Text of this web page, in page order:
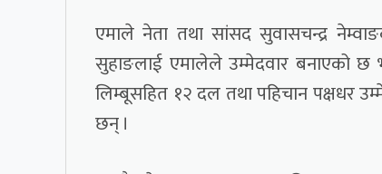
एमाले नेता तथा सांसद सुवासचन्द्र
सुहाङलाई एमालेले उम्मेदवार बनाएको छ
लिम्बूसहित १२ दल तथा पहिचान पक्षधर
छन् ।